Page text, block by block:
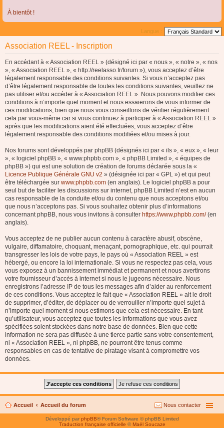
À bientôt !
Langue :
Association REEL - Inscription
En accédant à « Association REEL » (désigné ici par « nous », « notre », « nos
», « Association REEL », « http://reelasso.fr/forum »), vous acceptez d’être
légalement responsable des conditions suivantes. Si vous n’acceptez pas
d’être légalement responsable de toutes les conditions suivantes, veuillez ne
pas utiliser et/ou accéder à « Association REEL ». Nous pouvons modifier ces
conditions à n’importe quel moment et nous essaierons de vous informer de
ces modifications, bien que nous vous conseillons de vérifier régulièrement
cela par vous-même car si vous continuez à participer à « Association REEL »
après que les modifications aient été effectuées, vous acceptez d’être
légalement responsable des conditions modifiées et/ou mises à jour.
Nos forums sont développés par phpBB (désignés ici par « ils », « eux », « leur
», « logiciel phpBB », « www.phpbb.com », « phpBB Limited », « équipes de
phpBB ») qui est une solution de création de forums déclarée sous la «
Licence Publique Générale GNU v2 » (désignée ici par « GPL ») et qui peut
être téléchargée sur www.phpbb.com (en anglais). Le logiciel phpBB a pour
seul but de faciliter les discussions sur internet, phpBB Limited n’est en aucun
cas responsable de la conduite et/ou du contenu que nous acceptons et/ou
que nous n’acceptons pas. Si vous souhaitez obtenir plus d’informations
concernant phpBB, nous vous invitons à consulter https://www.phpbb.com/(en
anglais).
Vous acceptez de ne publier aucun contenu à caractère abusif, obscène,
vulgaire, diffamatoire, choquant, menaçant, pornographique, etc. qui pourrait
transgresser les lois de votre pays, le pays où « Association REEL » est
hébergé, ou encore la loi internationale. Si vous ne respectez pas cela, vous
vous exposez à un bannissement immédiat et permanent et nous avertirons
votre fournisseur d’accès à internet si nous le jugeons nécessaire. Nous
enregistrons l’adresse IP de tous les messages afin d’aider au renforcement
de ces conditions. Vous acceptez le fait que « Association REEL » ait le droit
de supprimer, d’éditer, de déplacer ou de verrouiller n’importe quel sujet à
n’importe quel moment si nous estimons que cela est nécessaire. En tant
qu’utilisateur, vous acceptez que toutes les informations que vous avez
spécifiées soient stockées dans notre base de données. Bien que cette
information ne sera pas diffusée à une tierce partie sans votre consentement,
ni « Association REEL », ni phpBB, ne pourront être tenus comme
responsables en cas de tentative de piratage visant à compromettre vos
données.
Accueil Accueil du forum Nous contacter
Développé parphpBB® Forum Software © phpBB Limited
Traduction française officielle © Maël Soucaze